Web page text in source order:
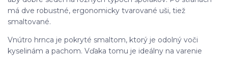
má dve robustné, ergonomicky tvarované uši, tiež
smaltované.
Vnútro hrnca je pokryté smaltom, ktorý je odolný voči
kyselinám a pachom. Vďaka tomu je ideálny na varenie